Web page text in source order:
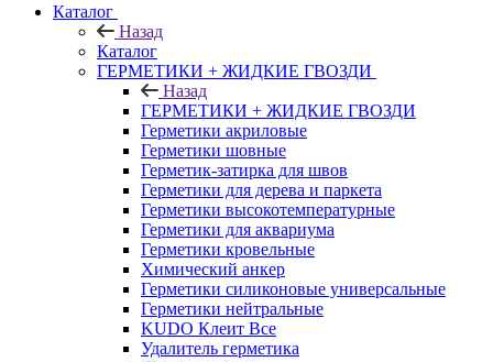
Каталог
Назад
Каталог
ГЕРМЕТИКИ + ЖИДКИЕ ГВОЗДИ
Назад
ГЕРМЕТИКИ + ЖИДКИЕ ГВОЗДИ
Герметики акриловые
Герметики шовные
Герметик-затирка для швов
Герметики для дерева и паркета
Герметики высокотемпературные
Герметики для аквариума
Герметики кровельные
Химический анкер
Герметики силиконовые универсальные
Герметики нейтральные
KUDO Клеит Все
Удалитель герметика